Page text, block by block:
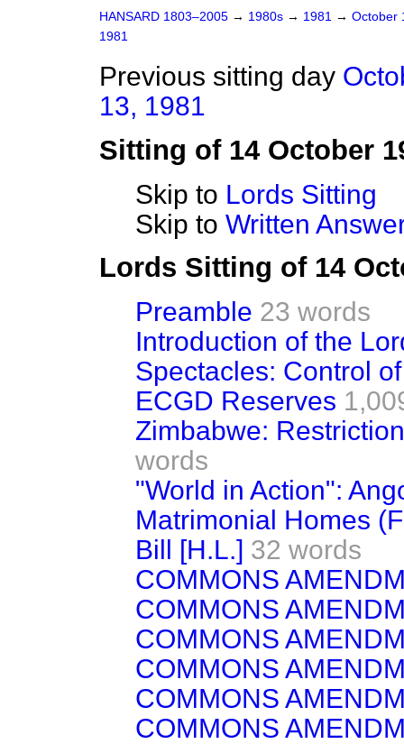
HANSARD 1803–2005 → 1980s → 1981 → October
1981
Previous sitting day
13, 1981
Sitting of 14 October
Skip to Lords Sitting
Skip to Written
Lords Sitting of 14
Preamble 23 words
Introduction of the
Spectacles: Control
ECGD Reserves
Zimbabwe:
words
"World in Action":
Matrimonial Homes
Bill [H.L.] 32 words
COMMONS
COMMONS
COMMONS
COMMONS
COMMONS
COMMONS